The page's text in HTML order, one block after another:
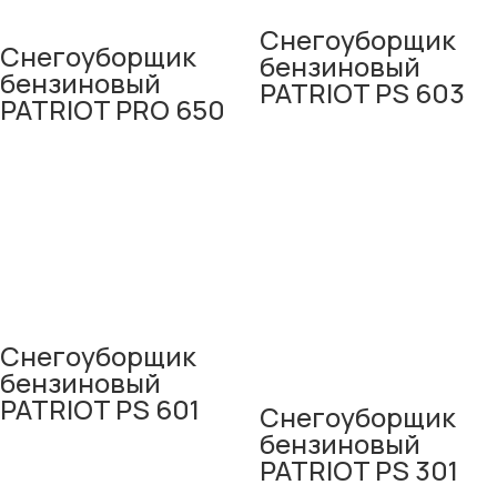
Снегоуборщик
бензиновый
PATRIOT PRO 650
Снегоуборщик
бензиновый
PATRIOT PS 603
Снегоуборщик
бензиновый
PATRIOT PS 601 Снегоуборщик
бензиновый
PATRIOT PS 301